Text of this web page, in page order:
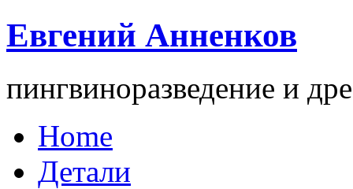
Евгений Анненков
пингвиноразведение и
Home
Детали